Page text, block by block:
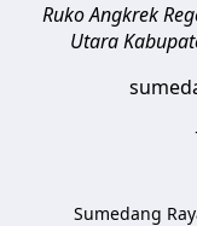
Ruko Angkrek
Utara
Sumedang